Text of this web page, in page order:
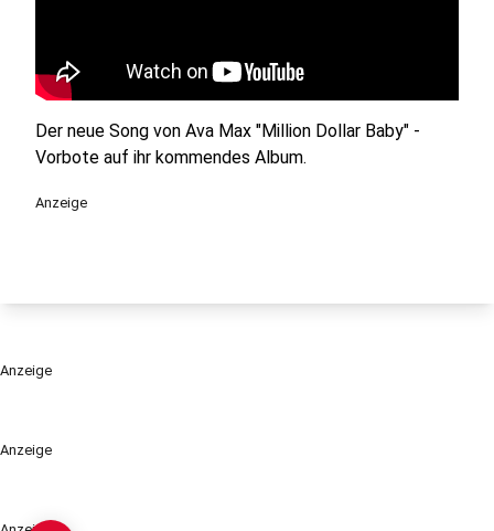
Anzeige
Der neue Song von Ava Max "Million Dollar Baby" -
Vorbote auf ihr kommendes Album.
Anzeige
Anzeige